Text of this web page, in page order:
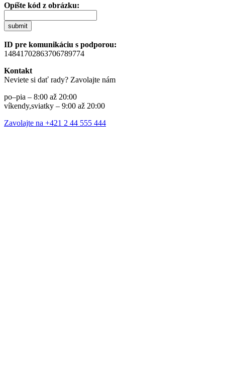
Opíšte kód z obrázku:
submit
ID pre komunikáciu s podporou:
14841702863706789774
Kontakt
Neviete si dať rady? Zavolajte nám
po–pia – 8:00 až 20:00
víkendy,sviatky – 9:00 až 20:00
Zavolajte na +421 2 44 555 444